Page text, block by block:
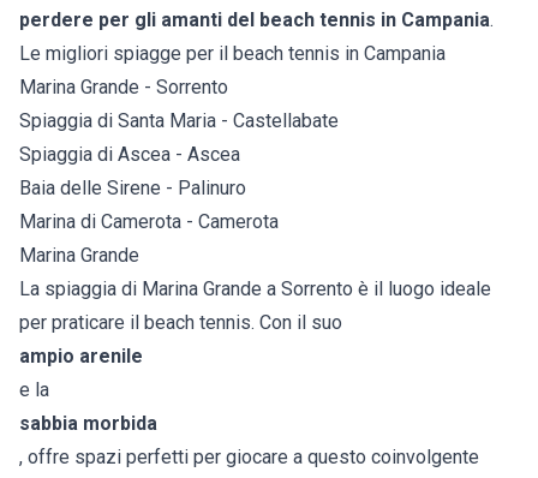
perdere per gli amanti del beach tennis in Campania.
Le migliori spiagge per il beach tennis in Campania
Marina Grande - Sorrento
Spiaggia di Santa Maria - Castellabate
Spiaggia di Ascea - Ascea
Baia delle Sirene - Palinuro
Marina di Camerota - Camerota
Marina Grande
La spiaggia di Marina Grande a Sorrento è il luogo ideale
per praticare il beach tennis. Con il suo
ampio arenile
e la
sabbia morbida
, offre spazi perfetti per giocare a questo coinvolgente